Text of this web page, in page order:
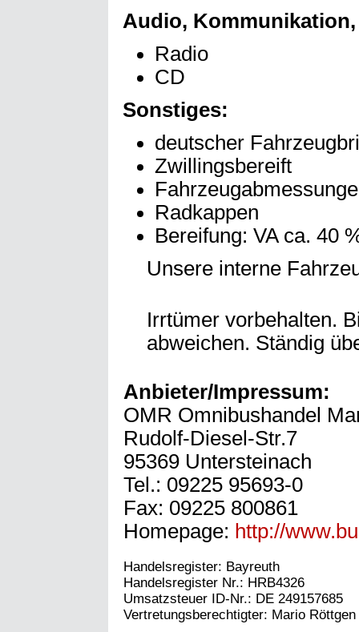
Audio,
Radio
CD
Sonstiges:
deutscher
Zwillingsbereift
Radkappen
Bereifung: VA ca. 40
Unsere interne
Irrtümer vorbehalten.
abweichen. Ständig
Anbieter/Impressum:
OMR Omnibushandel
Rudolf-Diesel-Str.7
95369 Untersteinach
Tel.: 09225 95693-0
Fax: 09225 800861
Homepage: http://
Handelsregister: Bayreuth
Handelsregister Nr.: HRB4326
Umsatzsteuer ID-Nr.: DE 249157685
Vertretungsberechtigter: Mario Röttgen